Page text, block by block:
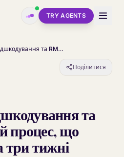
TRY AGENTS
Агентські відшкодування та RMA: робочий процес, що окупається за три тижні
Поділитися
та
процес, що
три тижні